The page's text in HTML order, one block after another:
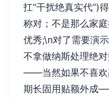
扛“干扰绝真实代”)
称对；不是那么家
优秀;\n对了需要演
不拿做纳斯处理绝
——当然如果不喜欢
期长固用贴额外成